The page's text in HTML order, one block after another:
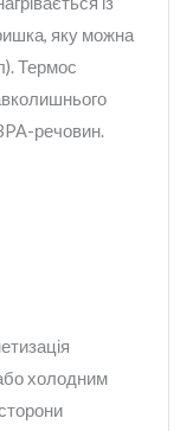
яку можна
Термос
речовин.
холодним